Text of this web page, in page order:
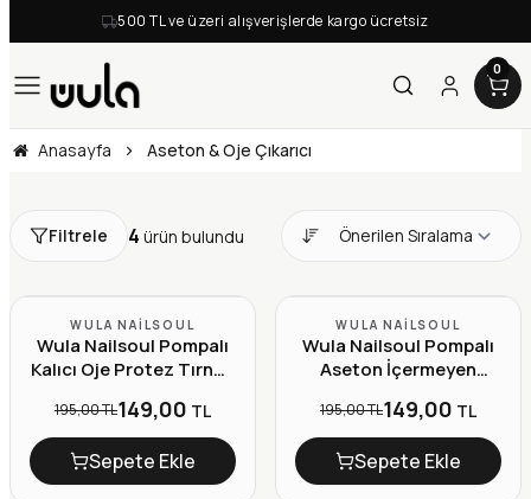
500 TL ve üzeri alışverişlerde kargo ücretsiz
0
Anasayfa Aseton & Oje Çıkarıcı
Filtrele 4 ürün bulundu
-%24
WULA NAILSOUL
Wula Nailsoul Pompalı
Kalıcı Oje Protez Tırnak
2in1 200ml
195,00 TL149,00 TL
Sepete Ekle
-%24
WULA NAILSOUL
Wula Nailsoul Pompalı
Aseton İçermeyen
Çıkarıcı 200ml
195,00 TL149,00 TL
Sepete Ekle